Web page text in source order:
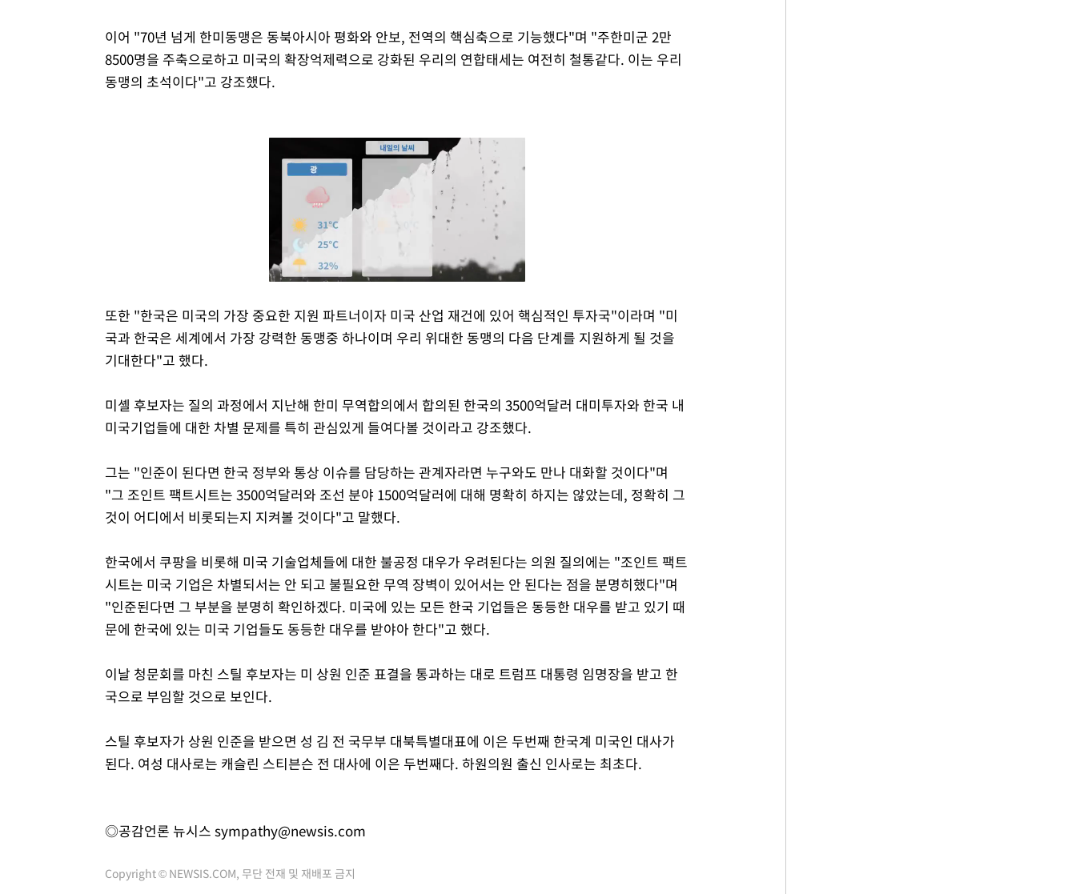
이어 "70년 넘게 한미동맹은 동북아시아 평화와 안보, 전역의 핵심축으로 기능했다"며 "주한미군 2만
8500명을 주축으로하고 미국의 확장억제력으로 강화된 우리의 연합태세는 여전히 철통같다. 이는 우리
동맹의 초석이다"고 강조했다.
Mute
또한 "한국은 미국의 가장 중요한 지원 파트너이자 미국 산업 재건에 있어 핵심적인 투자국"이라며 "미
국과 한국은 세계에서 가장 강력한 동맹중 하나이며 우리 위대한 동맹의 다음 단계를 지원하게 될 것을
기대한다"고 했다.
미셸 후보자는 질의 과정에서 지난해 한미 무역합의에서 합의된 한국의 3500억달러 대미투자와 한국 내
미국기업들에 대한 차별 문제를 특히 관심있게 들여다볼 것이라고 강조했다.
그는 "인준이 된다면 한국 정부와 통상 이슈를 담당하는 관계자라면 누구와도 만나 대화할 것이다"며
"그 조인트 팩트시트는 3500억달러와 조선 분야 1500억달러에 대해 명확히 하지는 않았는데, 정확히 그
것이 어디에서 비롯되는지 지켜볼 것이다"고 말했다.
한국에서 쿠팡을 비롯해 미국 기술업체들에 대한 불공정 대우가 우려된다는 의원 질의에는 "조인트 팩트
시트는 미국 기업은 차별되서는 안 되고 불필요한 무역 장벽이 있어서는 안 된다는 점을 분명히했다"며
"인준된다면 그 부분을 분명히 확인하겠다. 미국에 있는 모든 한국 기업들은 동등한 대우를 받고 있기 때
문에 한국에 있는 미국 기업들도 동등한 대우를 받야아 한다"고 했다.
이날 청문회를 마친 스틸 후보자는 미 상원 인준 표결을 통과하는 대로 트럼프 대통령 임명장을 받고 한
국으로 부임할 것으로 보인다.
스틸 후보자가 상원 인준을 받으면 성 김 전 국무부 대북특별대표에 이은 두번째 한국계 미국인 대사가
된다. 여성 대사로는 캐슬린 스티븐슨 전 대사에 이은 두번째다. 하원의원 출신 인사로는 최초다.
◎공감언론 뉴시스 sympathy@newsis.com
Copyright © NEWSIS.COM, 무단 전재 및 재배포 금지